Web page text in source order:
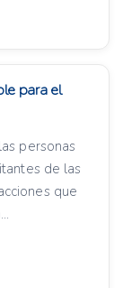
para el
personas
de las
que